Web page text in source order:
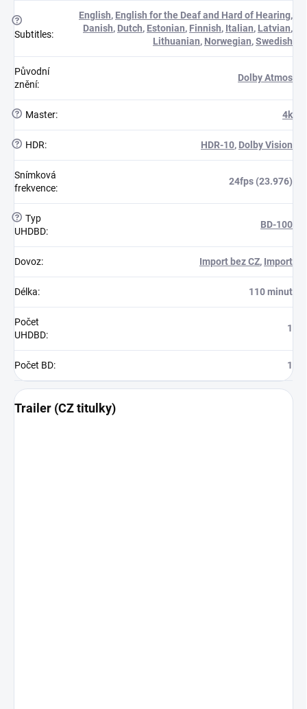
?
Subtitles:
English, English for the Deaf and Hard of Hearing,
Danish, Dutch, Estonian, Finnish, Italian, Latvian,
Lithuanian, Norwegian,Swedish
Původní
znění:
Dolby Atmos
? Master: 4k
? HDR: HDR-10, Dolby Vision
Snímková
frekvence:
24fps (23.976)
? Typ
UHDBD:
BD-100
Dovoz: Import bez CZ, Import
Délka: 110 minut
Počet
UHDBD:
1
Počet BD: 1
Trailer (CZ titulky)